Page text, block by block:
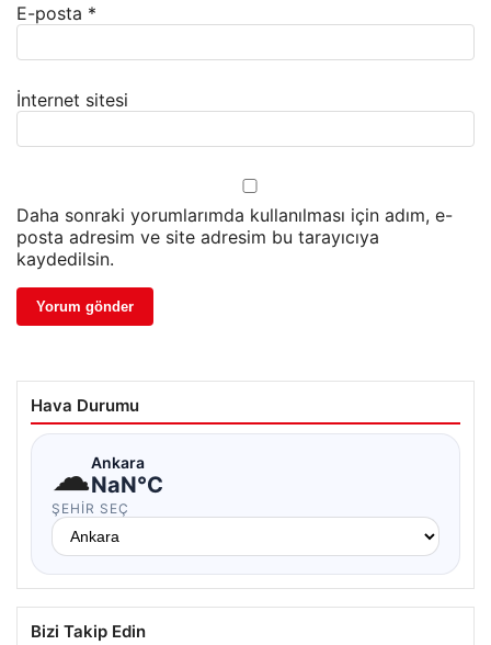
E-posta *
İnternet sitesi
Daha sonraki yorumlarımda kullanılması için adım, e-
posta adresim ve site adresim bu tarayıcıya
kaydedilsin.
Hava Durumu
☁Ankara
NaN°C
ŞEHIR SEÇ
Bizi Takip Edin